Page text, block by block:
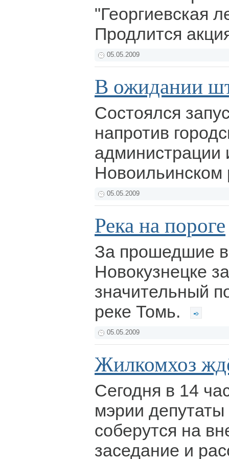
"Георгиевская
Продлится
05.05.2009
В ожидании
Состоялся
напротив
администрации
05.05.2009
Река на пороге
За прошедшие
Новокузнецке
значительный
реке Томь.
05.05.2009
Жилкомхоз
Сегодня в 14
мэрии депутаты
соберутся на
заседание и